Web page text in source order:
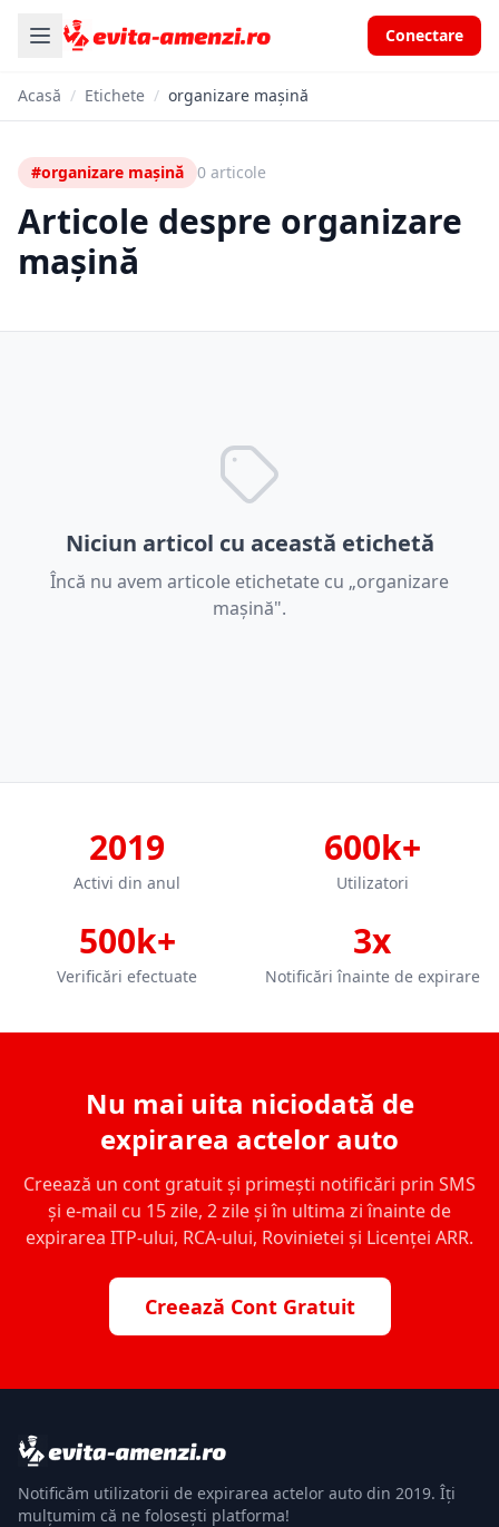
Conectare
Acasă / Etichete / organizare mașină
#organizare mașină 0 articole
Articole despre organizare
mașină
Niciun articol cu această etichetă
Încă nu avem articole etichetate cu „organizare
mașină".
2019
Activi din anul
600k+
Utilizatori
500k+
Verificări efectuate
3x
Notificări înainte de expirare
Nu mai uita niciodată de
expirarea actelor auto
Creează un cont gratuit și primești notificări prin SMS
și e-mail cu 15 zile, 2 zile și în ultima zi înainte de
expirarea ITP-ului, RCA-ului, Rovinietei și Licenței ARR.
Creează Cont Gratuit
Notificăm utilizatorii de expirarea actelor auto din 2019. Îți
mulțumim că ne folosești platforma!